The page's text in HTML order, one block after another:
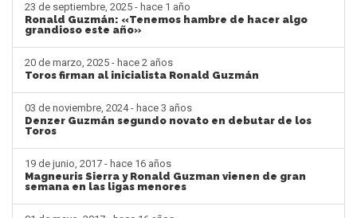
23 de septiembre, 2025 - hace 1 año
Ronald Guzmán: «Tenemos hambre de hacer algo
grandioso este año»
20 de marzo, 2025 - hace 2 años
Toros firman al inicialista Ronald Guzmán
03 de noviembre, 2024 - hace 3 años
Denzer Guzmán segundo novato en debutar de los
Toros
19 de junio, 2017 - hace 16 años
Magneuris Sierra y Ronald Guzman vienen de gran
semana en las ligas menores